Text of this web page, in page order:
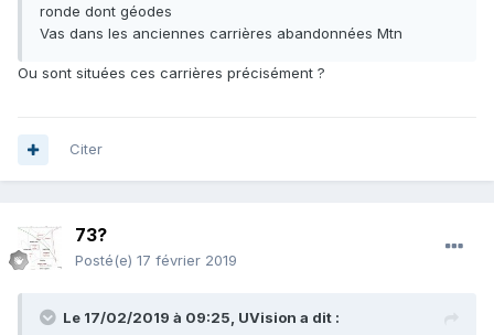
ronde dont géodes
Vas dans les anciennes carrières abandonnées Mtn
Ou sont situées ces carrières précisément ?
Citer
73?
Posté(e) 17 février 2019
Le 17/02/2019 à 09:25, UVision a dit :